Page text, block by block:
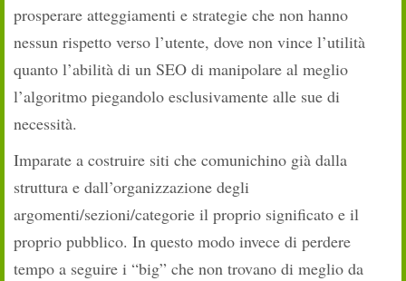
prosperare atteggiamenti e strategie che non hanno
nessun rispetto verso l’utente, dove non vince l’utilità
quanto l’abilità di un SEO di manipolare al meglio
l’algoritmo piegandolo esclusivamente alle sue di
necessità.
Imparate a costruire siti che comunichino già dalla
struttura e dall’organizzazione degli
argomenti/sezioni/categorie il proprio significato e il
proprio pubblico. In questo modo invece di perdere
tempo a seguire i “big” che non trovano di meglio da